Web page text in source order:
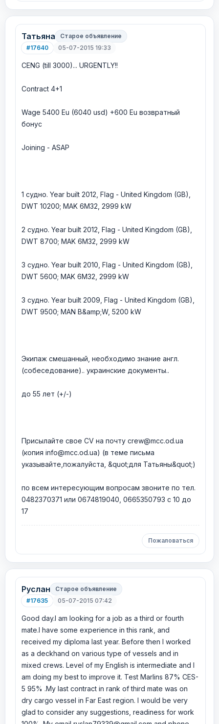
Татьяна
Старое объявление
#17640
05-07-2015 19:33
СENG (till 3000)... URGENTLY!!
Contract 4+1
Wage 5400 Eu (6040 usd) +600 Eu возвратный
бонус
Joining - ASAP
1 судно. Year built 2012, Flag - United Kingdom (GB),
DWT 10200; MAK 6M32, 2999 kW
2 судно. Year built 2012, Flag - United Kingdom (GB),
DWT 8700; MAK 6M32, 2999 kW
3 судно. Year built 2010, Flag - United Kingdom (GB),
DWT 5600; MAK 6M32, 2999 kW
3 судно. Year built 2009, Flag - United Kingdom (GB),
DWT 9500; MAN B&amp;W, 5200 kW
Экипаж смешанный, необходимо знание англ.
(собеседование).. украинские документы..
до 55 лет (+/-)
Присылайте свое CV на почту crew@mcc.od.ua
(копия info@mcc.od.ua) (в теме письма
указывайте,пожалуйста, &quot;для Татьяны&quot;)
по всем интересующим вопросам звоните по тел.
0482370371 или 0674819040, 0665350793 с 10 до
17
Пожаловаться
Руслан
Старое объявление
#17635
05-07-2015 07:42
Good day.I am looking for a job as a third or fourth
mate.I have some experience in this rank, and
received my diploma last year. Before then I worked
as a deckhand on various type of vessels and in
mixed crews. Level of my English is intermediate and I
am doing my best to improve it. Test Marlins 87% CES-
5 95% .My last contract in rank of third mate was on
dry cargo vessel in Far East region. I would be very
glad to consider any suggestions, readiness for work